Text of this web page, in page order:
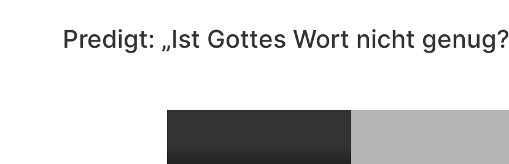
Predigt: „Ist Gottes Wort nicht